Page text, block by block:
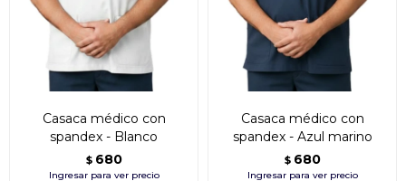
Casaca médico con
spandex - Blanco
$ 680
Casaca médico con
spandex - Azul marino
$ 680